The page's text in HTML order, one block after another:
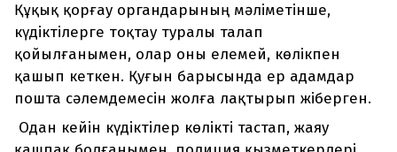
Құқық қорғау органдарының мәліметінше,
күдіктілерге тоқтау туралы талап
қойылғанымен, олар оны елемей, көлікпен
қашып кеткен. Қуғын барысында ер адамдар
пошта сәлемдемесін жолға лақтырып жіберген.
Одан кейін күдіктілер көлікті тастап, жаяу